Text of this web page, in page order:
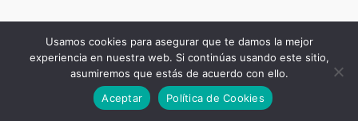
Copyright © 2024 | Club de Aymara
Usamos cookies para asegurar que te damos la mejor
experiencia en nuestra web. Si continúas usando este sitio,
asumiremos que estás de acuerdo con ello.
Aceptar
Política de Cookies